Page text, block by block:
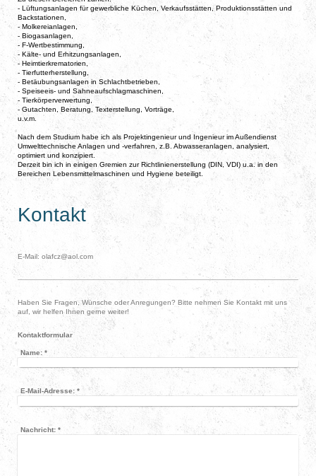
- Lüftungsanlagen für gewerbliche Küchen, Verkaufsstätten, Produktionsstätten und
Backstationen,
- Molkereianlagen,
- Biogasanlagen,
- F-Wertbestimmung,
- Kälte- und Erhitzungsanlagen,
- Heimtierkrematorien,
- Tierfutterherstellung,
- Betäubungsanlagen in Schlachtbetrieben,
- Speiseeis- und Sahneaufschlagmaschinen,
- Tierkörperverwertung,
- Gutachten, Beratung, Texterstellung, Vorträge,
u.v.m.
Nach dem Studium habe ich als Projektingenieur und Ingenieur im Außendienst
Umwelttechnische Anlagen und -verfahren, z.B. Abwasseranlagen, analysiert,
optimiert und konzipiert.
Derzeit bin ich in einigen Gremien zur Richtlinienerstellung (DIN, VDI) u.a. in den
Bereichen Lebensmittelmaschinen und Hygiene beteiligt.
Kontakt
E-Mail: olafcz@aol.com
Haben Sie Fragen, Wünsche oder Anregungen? Bitte nehmen Sie Kontakt mit uns
auf, wir helfen Ihnen gerne weiter!
Kontaktformular
Name:*
E-Mail-Adresse:*
Nachricht:*